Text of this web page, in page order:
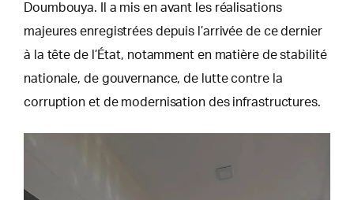
Doumbouya. Il a mis en avant les réalisations
majeures enregistrées depuis l’arrivée de ce dernier
à la tête de l’État, notamment en matière de stabilité
nationale, de gouvernance, de lutte contre la
corruption et de modernisation des infrastructures.